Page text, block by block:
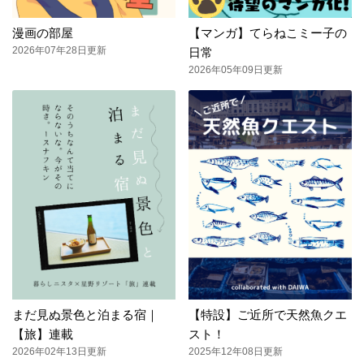
漫画の部屋
2026年07年28日更新
【マンガ】てらねこミー子の
日常
2026年05年09日更新
まだ見ぬ景色と泊まる宿｜
【旅】連載
2026年02年13日更新
【特設】ご近所で天然魚クエ
スト！
2025年12年08日更新